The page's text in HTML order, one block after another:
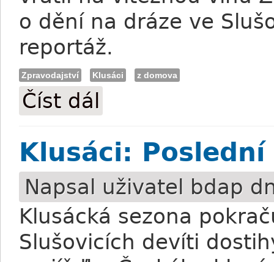
o dění na dráze ve
reportáž.
Zpravodajství Klusáci z domova
Číst dál
Klusáci:
Napsal uživatel bdap
Klusácká sezona
Slušovicích devíti